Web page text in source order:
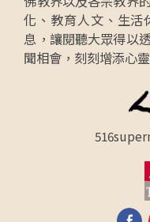
化、教育人文、生活
息，讓閱聽大眾得以
聞相會，刻刻增添心